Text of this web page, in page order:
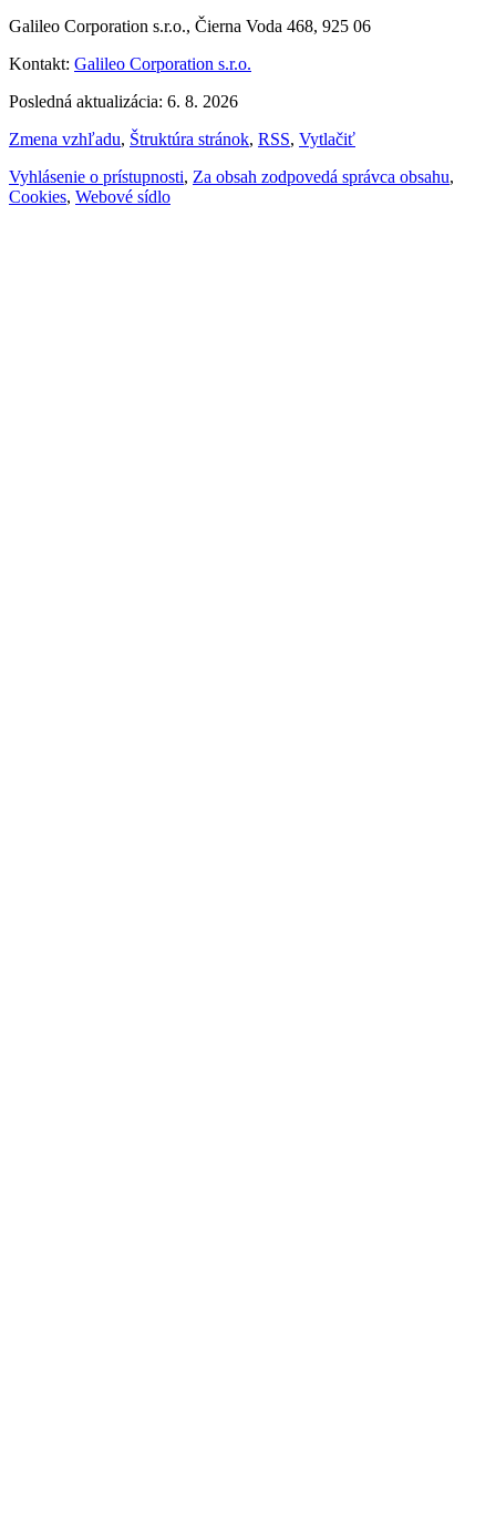
Galileo Corporation s.r.o., Čierna Voda 468, 925 06
Kontakt: Galileo Corporation s.r.o.
Posledná aktualizácia: 6. 8. 2026
Zmena vzhľadu, Štruktúra stránok, RSS, Vytlačiť
Vyhlásenie o prístupnosti, Za obsah zodpovedá správca obsahu,
Cookies, Webové sídlo